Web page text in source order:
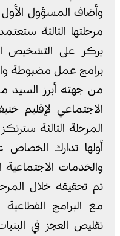
وأضاف المسؤول الأول
مرحلتها الثالثة
يركز على التشخيص
برامج عمل مضبوطة
من جهته أبرز السيد
الاجتماعي لإقليم
والخدمات الاجتماعية
تم تحقيقه خلال
مع البرامج
تقليص العجز في